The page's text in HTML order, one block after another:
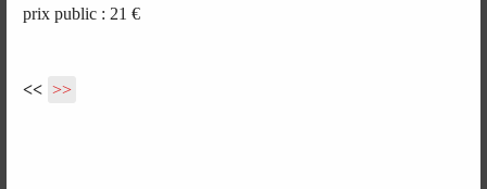
prix public : 21 €
<< >>